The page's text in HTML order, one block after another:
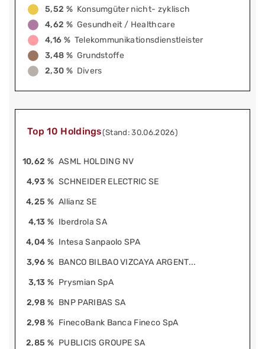
5,52 % Konsumgüter nicht- zyklisch
4,62 % Gesundheit / Healthcare
4,16 % Telekommunikationsdienstleister
3,48 % Grundstoffe
2,30 % Divers
Top 10 Holdings(Stand: 30.06.2026)
10,62 % ASML HOLDING NV
4,93 % SCHNEIDER ELECTRIC SE
4,25 % Allianz SE
4,13 % Iberdrola SA
4,04 % Intesa Sanpaolo SPA
3,96 % BANCO BILBAO VIZCAYA ARGENT...
3,13 % Prysmian SpA
2,98 % BNP PARIBAS SA
2,98 % FinecoBank Banca Fineco SpA
2,85 % PUBLICIS GROUPE SA